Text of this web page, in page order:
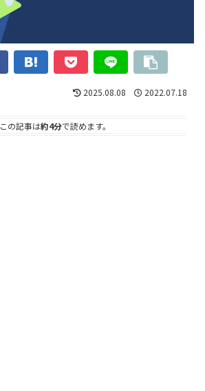
2025.08.08 2022.07.18
この記事は約4分で読めます。